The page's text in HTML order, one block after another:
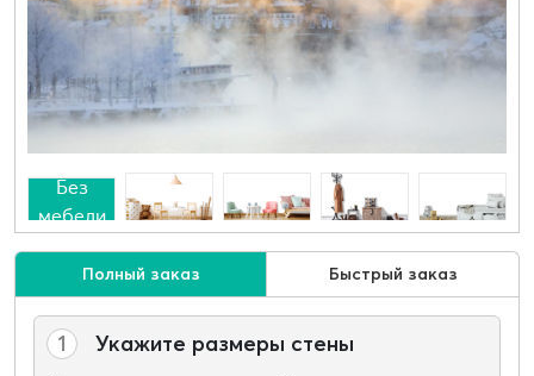
Без
мебели
Полный заказ Быстрый заказ
1 Укажите размеры стены